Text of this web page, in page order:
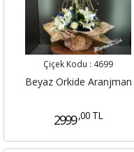
Çiçek Kodu : 4699
Beyaz Orkide Aranjman
2999 ,00 TL